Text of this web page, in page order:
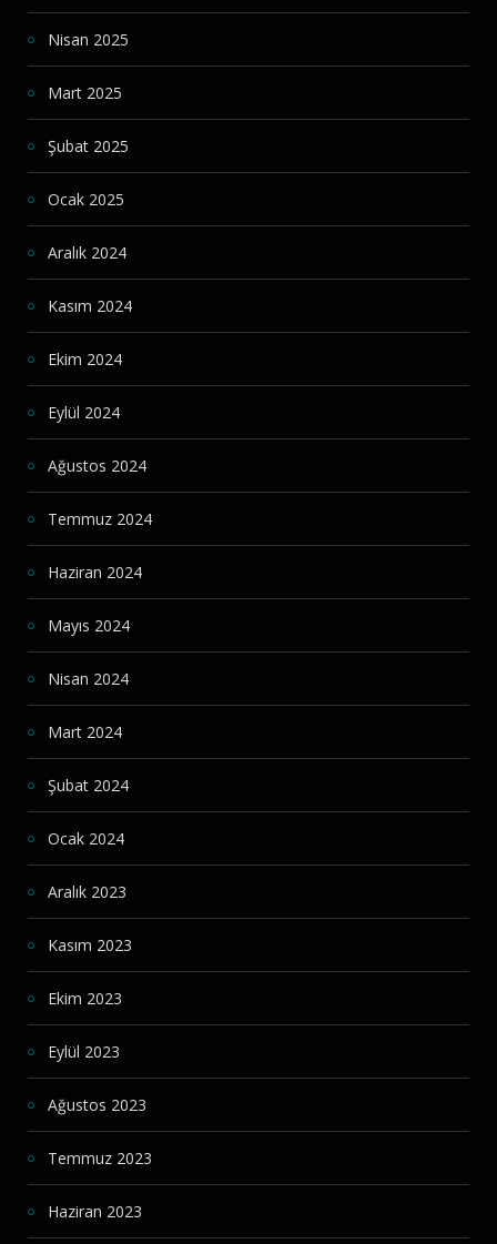
Nisan 2025
Mart 2025
Şubat 2025
Ocak 2025
Aralık 2024
Kasım 2024
Ekim 2024
Eylül 2024
Ağustos 2024
Temmuz 2024
Haziran 2024
Mayıs 2024
Nisan 2024
Mart 2024
Şubat 2024
Ocak 2024
Aralık 2023
Kasım 2023
Ekim 2023
Eylül 2023
Ağustos 2023
Temmuz 2023
Haziran 2023